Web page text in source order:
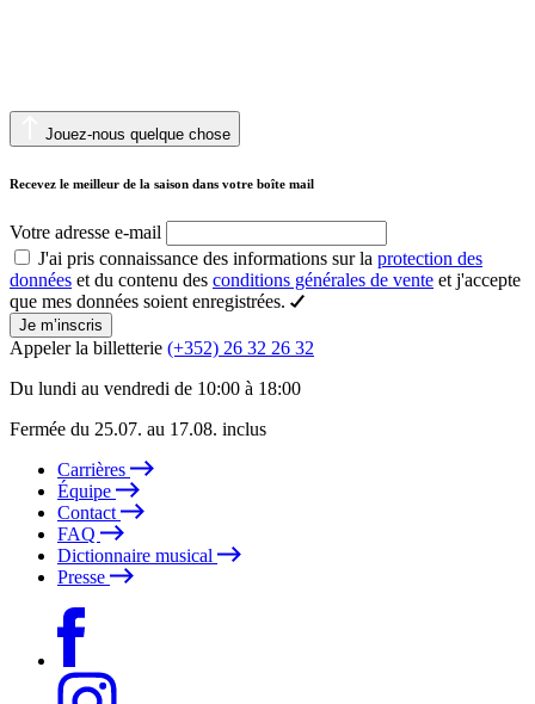
Jouez-nous quelque chose
Recevez le meilleur de la saison dans votre boîte mail
Votre adresse e-mail
J'ai pris connaissance des informations sur la protection des
données et du contenu des conditions générales de vente et j'accepte
que mes données soient enregistrées.
Je m’inscris
Appeler la billetterie (+352) 26 32 26 32
Du lundi au vendredi de 10:00 à 18:00
Fermée du 25.07. au 17.08. inclus
Carrières
Équipe
Contact
FAQ
Dictionnaire musical
Presse